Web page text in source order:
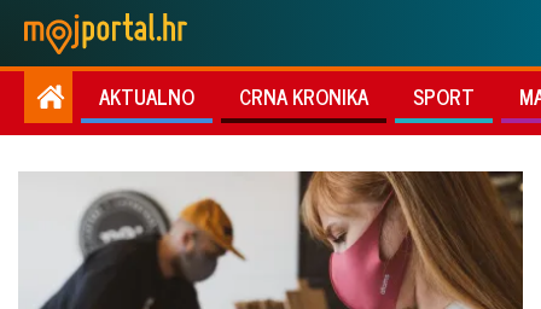
AKTUALNO CRNA KRONIKA SPORT